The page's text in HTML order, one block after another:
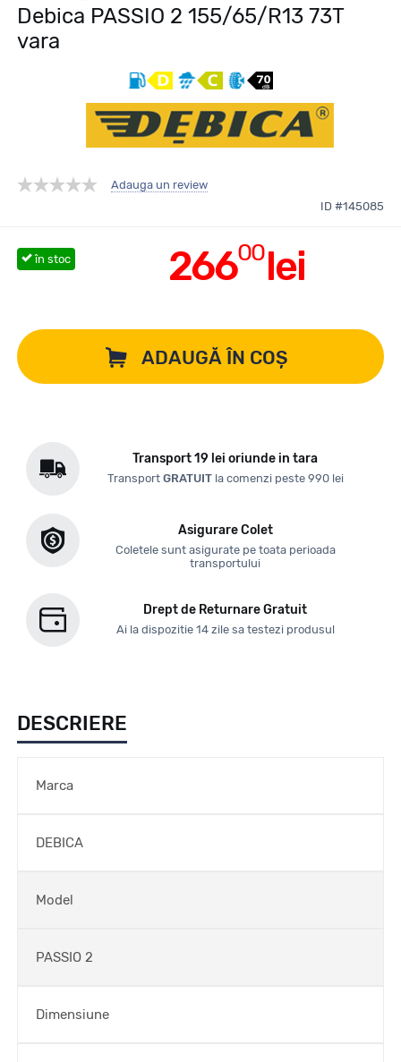
Debica PASSIO 2 155/65/R13 73T
vara
Adauga un review
ID #145085
26600lei
în stoc
ADAUGĂ ÎN COȘ
Transport 19 lei oriunde in tara
Transport GRATUITla comenzi peste 990 lei
Asigurare Colet
Coletele sunt asigurate pe toata perioada
transportului
Drept de Returnare Gratuit
Ai la dispozitie 14 zile sa testezi produsul
DESCRIERE
Marca
DEBICA
Model
PASSIO 2
Dimensiune